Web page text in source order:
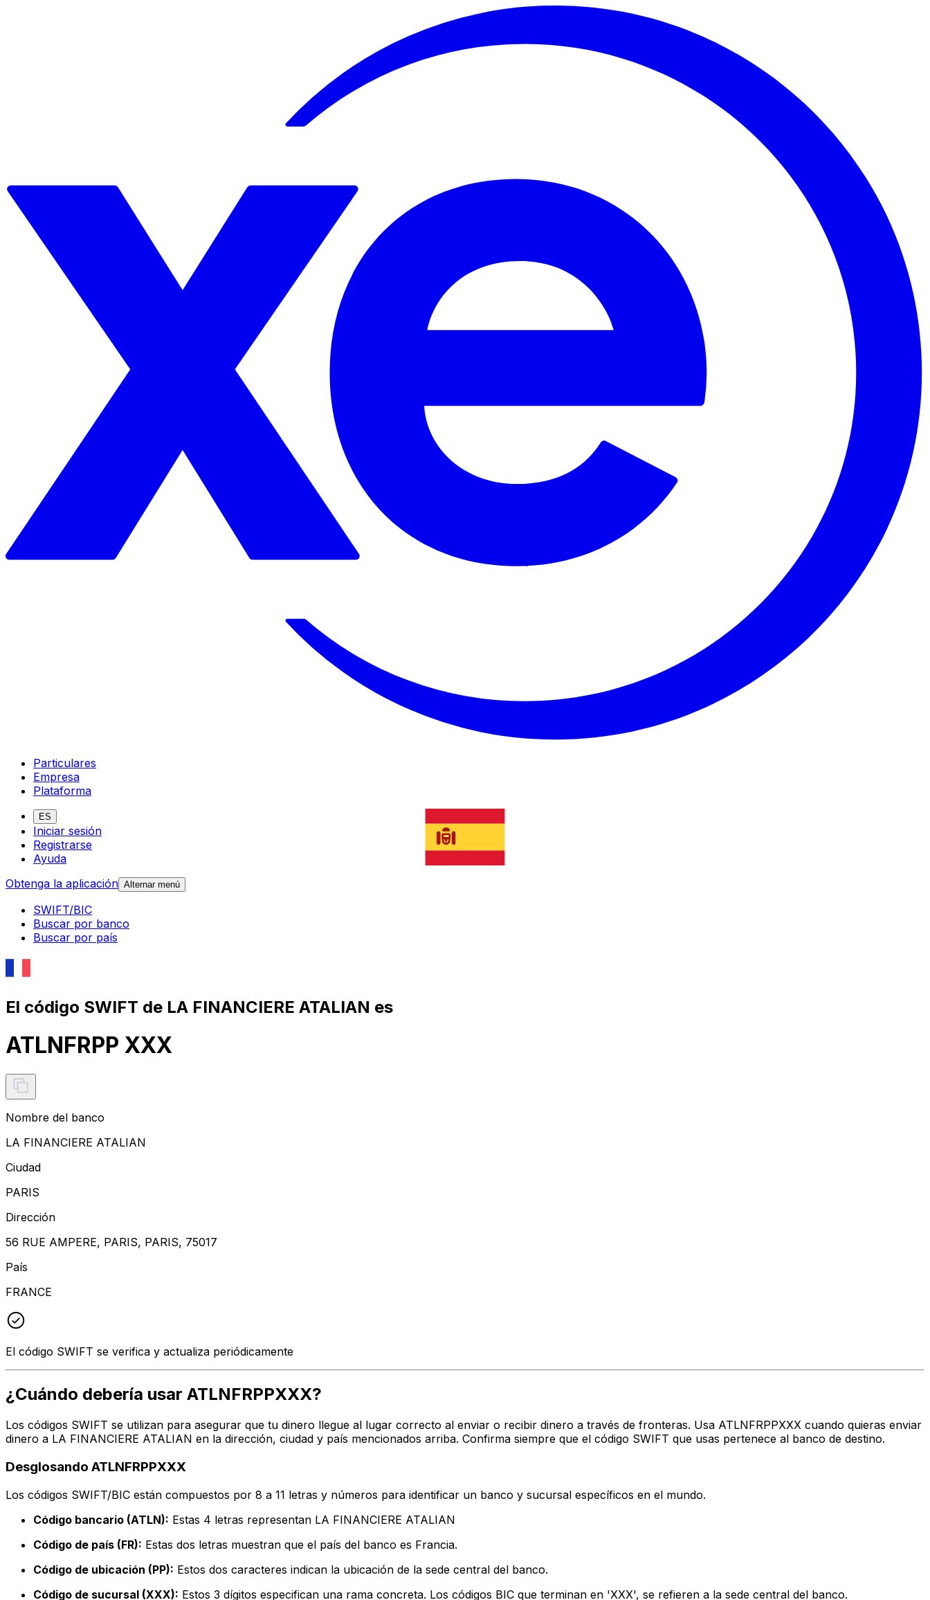
Particulares
Empresa
Plataforma
ES
Iniciar sesión
Registrarse
Ayuda
Obtenga la aplicación Alternar menú
SWIFT/BIC
Buscar por banco
Buscar por país
El código SWIFT de LA FINANCIERE ATALIAN es
ATLNFRPP XXX
Nombre del banco
LA FINANCIERE ATALIAN
Ciudad
PARIS
Dirección
56 RUE AMPERE, PARIS, PARIS, 75017
País
FRANCE
El código SWIFT se verifica y actualiza periódicamente
¿Cuándo debería usar ATLNFRPPXXX?
Los códigos SWIFT se utilizan para asegurar que tu dinero llegue al lugar correcto al enviar o recibir dinero a través de fronteras. Usa ATLNFRPPXXX cuando quieras enviar
dinero a LA FINANCIERE ATALIAN en la dirección, ciudad y país mencionados arriba. Confirma siempre que el código SWIFT que usas pertenece al banco de destino.
Desglosando ATLNFRPPXXX
Los códigos SWIFT/BIC están compuestos por 8 a 11 letras y números para identificar un banco y sucursal específicos en el mundo.
Código bancario (ATLN): Estas 4 letras representan LA FINANCIERE ATALIAN
Código de país (FR): Estas dos letras muestran que el país del banco es Francia.
Código de ubicación (PP): Estos dos caracteres indican la ubicación de la sede central del banco.
Código de sucursal (XXX): Estos 3 dígitos especifican una rama concreta. Los códigos BIC que terminan en 'XXX', se refieren a la sede central del banco.